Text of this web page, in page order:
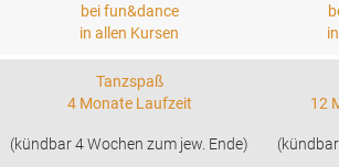
bei fun&dance
in allen Kursen
Tanzspaß
4 Monate Laufzeit
(kündbar 4 Wochen zum jew. Ende)
12